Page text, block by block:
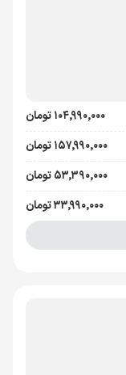
۱۰۴٬۹۹۰٬۰۰۰ تومان
۱۵۷٬۹۹۰٬۰۰۰ تومان
۵۳٬۳۹۰٬۰۰۰ تومان
۳۳٬۹۹۰٬۰۰۰ تومان